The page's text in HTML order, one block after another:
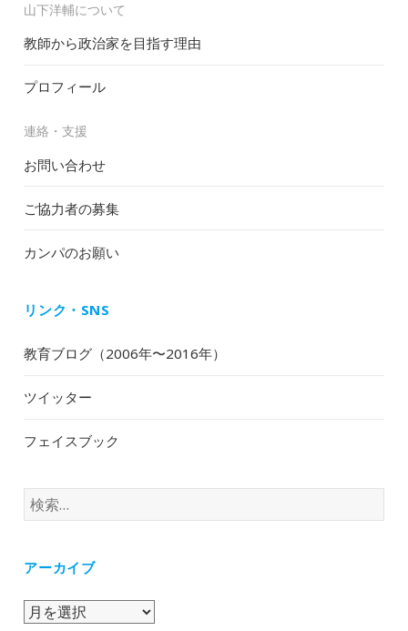
山下洋輔について
教師から政治家を目指す理由
プロフィール
連絡・支援
お問い合わせ
ご協力者の募集
カンパのお願い
リンク・SNS
教育ブログ（2006年〜2016年）
ツイッター
フェイスブック
検
索:
アーカイブ
ア